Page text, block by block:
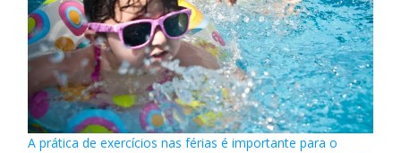
A prática de exercícios nas férias é importante para o